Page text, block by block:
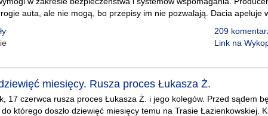
auta, ale nie mogą, bo przepisy im nie pozwalają. Dacia apeluje
209
Link na
miesięcy. Rusza proces Łukasza Ż.
17 czerwca rusza proces Łukasza Ż. i jego kolegów. Przed sądem
którego doszło dziewięć miesięcy temu na Trasie Łazienkowskiej.